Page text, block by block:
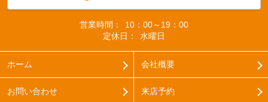
営業時間：
10：00～19：00
定休日：
水曜日
ホーム 会社概要
お問い合わせ 来店予約